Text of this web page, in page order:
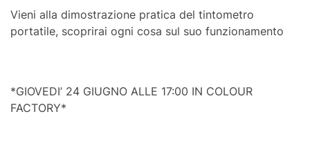
Vieni alla dimostrazione pratica del tintometro
portatile, scoprirai ogni cosa sul suo funzionamento
*GIOVEDI’ 24 GIUGNO ALLE 17:00 IN COLOUR
FACTORY*